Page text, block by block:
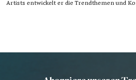
Artists entwickelt er die Trendthemen und